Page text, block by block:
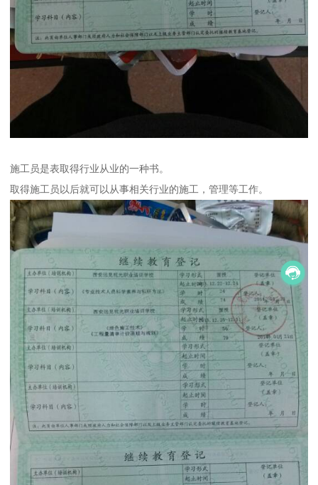
施工员是表取得行业从业的一种书。
取得施工员以后就可以从事相关行业的施工，管理等工作。